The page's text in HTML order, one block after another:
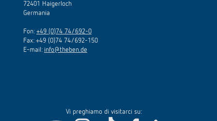
72401 Haigerloch
Germania
Fon: +49 (0)74 74/692-0
Fax: +49 (0)74 74/692-150
E-mail: info@theben.de
Vi preghiamo di visitarci su: